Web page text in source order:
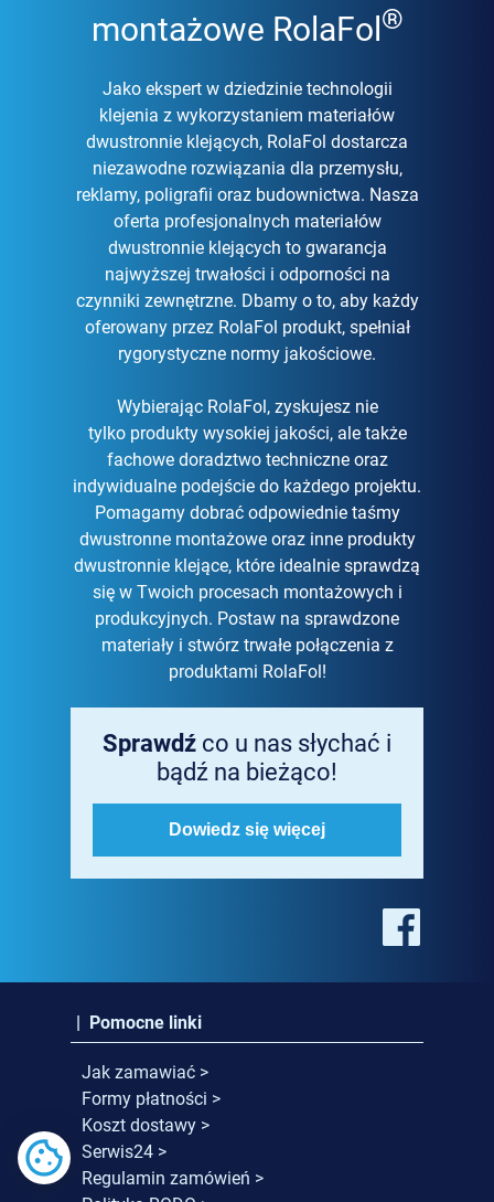
montażowe RolaFol ®
Jako ekspert w dziedzinie technologii
klejenia z wykorzystaniem materiałów
dwustronnie klejących, RolaFol dostarcza
niezawodne rozwiązania dla przemysłu,
reklamy, poligrafii oraz budownictwa. Nasza
oferta profesjonalnych materiałów
dwustronnie klejących to gwarancja
najwyższej trwałości i odporności na
czynniki zewnętrzne. Dbamy o to, aby każdy
oferowany przez RolaFol produkt, spełniał
rygorystyczne normy jakościowe.
Wybierając RolaFol, zyskujesz nie
tylko produkty wysokiej jakości, ale także
fachowe doradztwo techniczne oraz
indywidualne podejście do każdego projektu.
Pomagamy dobrać odpowiednie taśmy
dwustronne montażowe oraz inne produkty
dwustronnie klejące, które idealnie sprawdzą
się w Twoich procesach montażowych i
produkcyjnych. Postaw na sprawdzone
materiały i stwórz trwałe połączenia z
produktami RolaFol!
Dowiedz się więcej
Sprawdź co u nas słychać i
bądź na bieżąco!
| Pomocne linki
Jak zamawiać >
Formy płatności >
Koszt dostawy >
Serwis24 >
Regulamin zamówień >